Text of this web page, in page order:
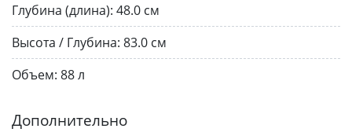
Глубина (длина): 48.0 см
Высота / Глубина: 83.0 см
Объем: 88 л
Дополнительно